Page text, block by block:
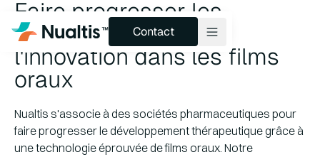
Produits et pipelines
Technologie
Services
Contact
Faire progresser les
thérapies grâce à
l'innovation dans les films
oraux
Nualtis s'associe à des sociétés pharmaceutiques pour
faire progresser le développement thérapeutique grâce à
une technologie éprouvée de films oraux. Notre